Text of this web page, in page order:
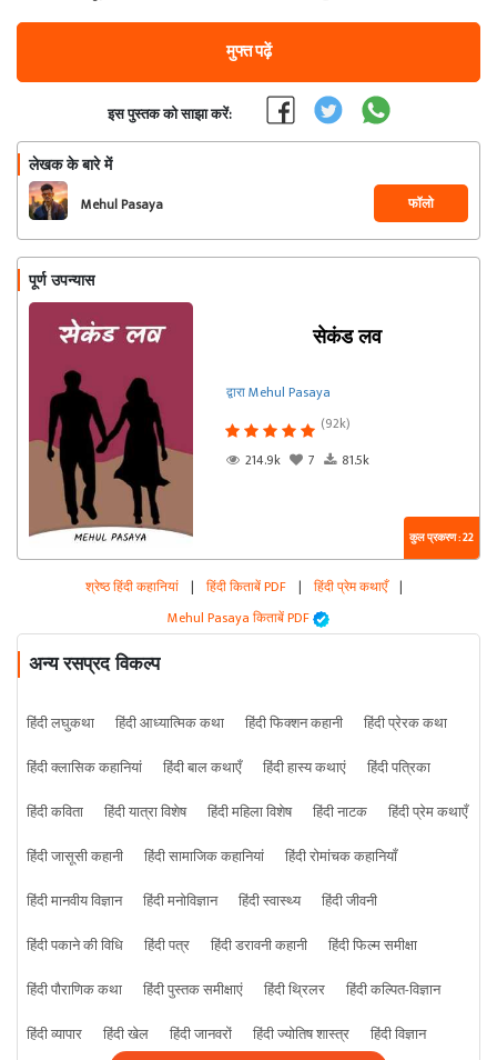
मुफ्त पढ़ें
इस पुस्तक को साझा करें:
लेखक के बारे में
Mehul Pasaya फॉलो
पूर्ण उपन्यास
सेकंड लव
द्वारा Mehul Pasaya
(92k)
214.9k
7 81.5k
कुल प्रकरण : 22
श्रेष्ठ हिंदी कहानियां | हिंदी किताबें PDF | हिंदी प्रेम कथाएँ |
Mehul Pasaya किताबें PDF
अन्य रसप्रद विकल्प
हिंदी लघुकथा हिंदी आध्यात्मिक कथा हिंदी फिक्शन कहानी
हिंदी प्रेरक कथा
हिंदी क्लासिक कहानियां
हिंदी बाल कथाएँ हिंदी हास्य कथाएं
हिंदी पत्रिका
हिंदी कविता
हिंदी यात्रा विशेष हिंदी महिला विशेष हिंदी नाटक
हिंदी प्रेम कथाएँ
हिंदी जासूसी कहानी
हिंदी सामाजिक कहानियां
हिंदी रोमांचक कहानियाँ
हिंदी मानवीय विज्ञान
हिंदी मनोविज्ञान हिंदी स्वास्थ्य
हिंदी जीवनी
हिंदी पकाने की विधि
हिंदी पत्र हिंदी डरावनी कहानी
हिंदी फिल्म समीक्षा
हिंदी पौराणिक कथा
हिंदी पुस्तक समीक्षाएं हिंदी थ्रिलर
हिंदी कल्पित-विज्ञान
हिंदी व्यापार
हिंदी खेल हिंदी जानवरों हिंदी ज्योतिष शास्त्र हिंदी विज्ञान